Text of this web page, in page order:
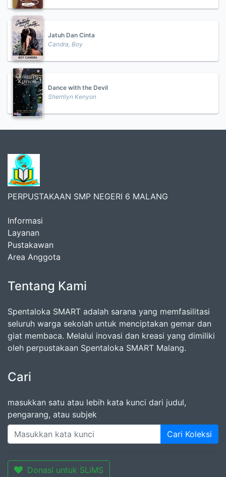
Jatuh Dan Cinta
Candra, Boy
Dance with the Devil
Sherrilyn Kenyon
PERPUSTAKAAN SMP NEGERI 6 MALANG
Informasi
Layanan
Pustakawan
Area Anggota
Tentang Kami
Spentaloka SMART adalah sarana yang memfasilitasi
seluruh warga sekolah untuk menciptakan gemar dan
giat membaca. Melalui inovasi dan kreasi yang dimiliki
oleh perpustakaan Spentaloka SMART Malang.
Cari
masukkan satu atau lebih kata kunci dari judul,
pengarang, atau subjek
Cari Koleksi
Donasi untuk SLiMS